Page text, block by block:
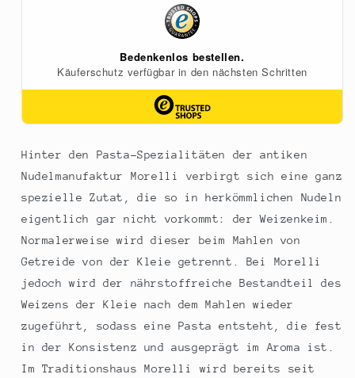
Hinter den Pasta-Spezialitäten der antiken
Nudelmanufaktur Morelli verbirgt sich eine ganz
spezielle Zutat, die so in herkömmlichen Nudeln
eigentlich gar nicht vorkommt: der Weizenkeim.
Normalerweise wird dieser beim Mahlen von
Getreide von der Kleie getrennt. Bei Morelli
jedoch wird der nährstoffreiche Bestandteil des
Weizens der Kleie nach dem Mahlen wieder
zugeführt, sodass eine Pasta entsteht, die fest
in der Konsistenz und ausgeprägt im Aroma ist.
Im Traditionshaus Morelli wird bereits seit